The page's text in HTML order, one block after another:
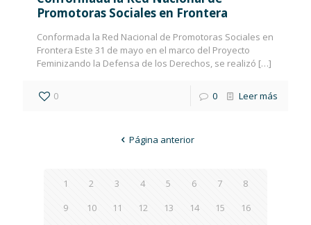
Promotoras Sociales en Frontera
Conformada la Red Nacional de Promotoras Sociales en
Frontera Este 31 de mayo en el marco del Proyecto
Feminizando la Defensa de los Derechos, se realizó […]
0 0 Leer más
Página anterior
1 2 3 4 5 6 7
8
9
10 11 12 13 14 15
16